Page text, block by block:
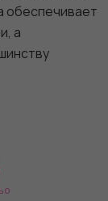
обеспечивает
а
о